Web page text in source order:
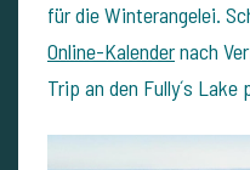
für die Winterangelei.
Online-Kalendernach
Trip an den Fully´s